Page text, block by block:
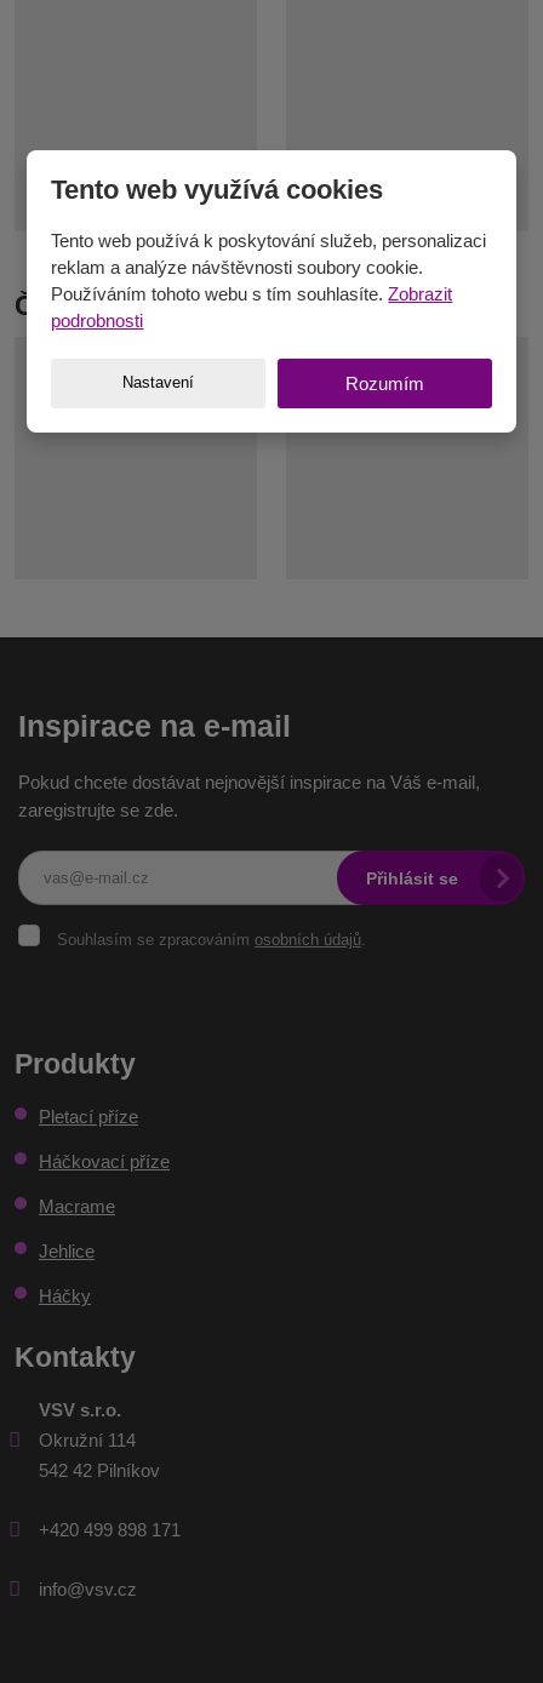
Čepice z příze Gerlach
Inspirace na e-mail
Pokud chcete dostávat nejnovější inspirace na Váš e-mail,
zaregistrujte se zde.
SouhlasímSouhlasím se zpracováním osobních údajů.
Přihlásit se
nepodařilo
odeslat.
Produkty
Pletací příze
Háčkovací příze
Macrame
Jehlice
Háčky
Kontakty
VSV s.r.o.
Okružní 114
542 42 Pilníkov
+420 499 898 171
info@vsv.cz
Tento web využívá cookies
Tento web používá k poskytování služeb, personalizaci
reklam a analýze návštěvnosti soubory cookie.
Používáním tohoto webu s tím souhlasíte.Zobrazit
podrobnosti
Nastavení Rozumím